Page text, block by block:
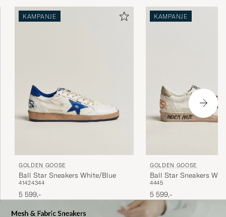
KAMPANJE
GOLDEN GOOSE
Ball Star Sneakers White/Blue
41424344
5 599,-
KAMPANJE
GOLDEN GOOSE
Ball Star Sneakers
4445
5 599,-